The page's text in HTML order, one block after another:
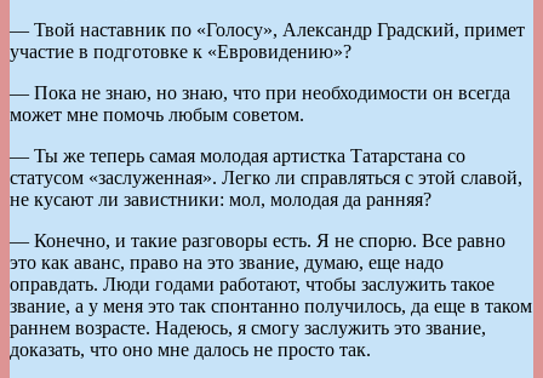
— Твой наставник по «Голосу», Александр Градский, примет
участие в подготовке к «Евровидению»?
— Пока не знаю, но знаю, что при необходимости он всегда
может мне помочь любым советом.
— Ты же теперь самая молодая артистка Татарстана со
статусом «заслуженная». Легко ли справляться с этой славой,
не кусают ли завистники: мол, молодая да ранняя?
— Конечно, и такие разговоры есть. Я не спорю. Все равно
это как аванс, право на это звание, думаю, еще надо
оправдать. Люди годами работают, чтобы заслужить такое
звание, а у меня это так спонтанно получилось, да еще в таком
раннем возрасте. Надеюсь, я смогу заслужить это звание,
доказать, что оно мне далось не просто так.